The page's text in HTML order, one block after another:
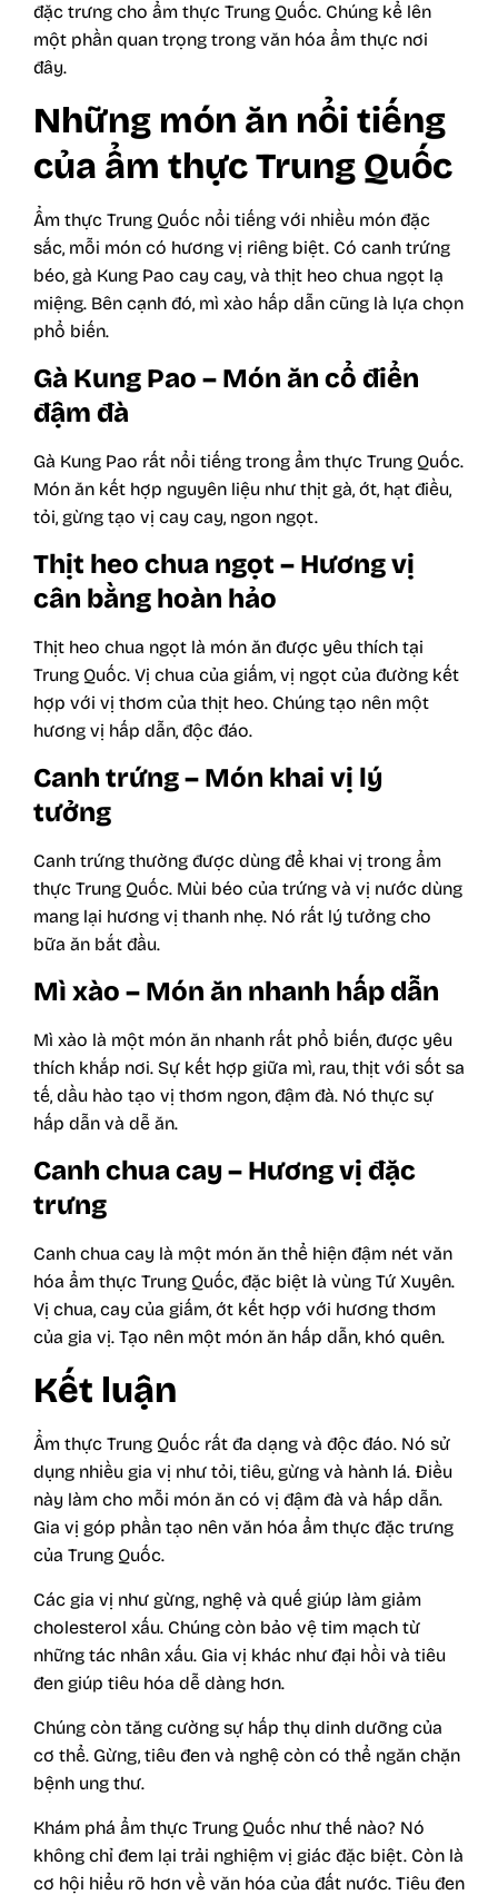
đặc trưng cho ẩm thực Trung Quốc. Chúng kể lên
một phần quan trọng trong văn hóa ẩm thực nơi
đây.
Những món ăn nổi tiếng
của ẩm thực Trung Quốc
Ẩm thực Trung Quốc nổi tiếng với nhiều món đặc
sắc, mỗi món có hương vị riêng biệt. Có canh trứng
béo, gà Kung Pao cay cay, và thịt heo chua ngọt lạ
miệng. Bên cạnh đó, mì xào hấp dẫn cũng là lựa chọn
phổ biến.
Gà Kung Pao – Món ăn cổ điển
đậm đà
Gà Kung Pao rất nổi tiếng trong ẩm thực Trung Quốc.
Món ăn kết hợp nguyên liệu như thịt gà, ớt, hạt điều,
tỏi, gừng tạo vị cay cay, ngon ngọt.
Thịt heo chua ngọt – Hương vị
cân bằng hoàn hảo
Thịt heo chua ngọt là món ăn được yêu thích tại
Trung Quốc. Vị chua của giấm, vị ngọt của đường kết
hợp với vị thơm của thịt heo. Chúng tạo nên một
hương vị hấp dẫn, độc đáo.
Canh trứng – Món khai vị lý
tưởng
Canh trứng thường được dùng để khai vị trong ẩm
thực Trung Quốc. Mùi béo của trứng và vị nước dùng
mang lại hương vị thanh nhẹ. Nó rất lý tưởng cho
bữa ăn bắt đầu.
Mì xào – Món ăn nhanh hấp dẫn
Mì xào là một món ăn nhanh rất phổ biến, được yêu
thích khắp nơi. Sự kết hợp giữa mì, rau, thịt với sốt sa
tế, dầu hào tạo vị thơm ngon, đậm đà. Nó thực sự
hấp dẫn và dễ ăn.
Canh chua cay – Hương vị đặc
trưng
Canh chua cay là một món ăn thể hiện đậm nét văn
hóa ẩm thực Trung Quốc, đặc biệt là vùng Tứ Xuyên.
Vị chua, cay của giấm, ớt kết hợp với hương thơm
của gia vị. Tạo nên một món ăn hấp dẫn, khó quên.
Kết luận
Ẩm thực Trung Quốc rất đa dạng và độc đáo. Nó sử
dụng nhiều gia vị như tỏi, tiêu, gừng và hành lá. Điều
này làm cho mỗi món ăn có vị đậm đà và hấp dẫn.
Gia vị góp phần tạo nên văn hóa ẩm thực đặc trưng
của Trung Quốc.
Các gia vị như gừng, nghệ và quế giúp làm giảm
cholesterol xấu. Chúng còn bảo vệ tim mạch từ
những tác nhân xấu. Gia vị khác như đại hồi và tiêu
đen giúp tiêu hóa dễ dàng hơn.
Chúng còn tăng cường sự hấp thụ dinh dưỡng của
cơ thể. Gừng, tiêu đen và nghệ còn có thể ngăn chặn
bệnh ung thư.
Khám phá ẩm thực Trung Quốc như thế nào? Nó
không chỉ đem lại trải nghiệm vị giác đặc biệt. Còn là
cơ hội hiểu rõ hơn về văn hóa của đất nước. Tiêu đen